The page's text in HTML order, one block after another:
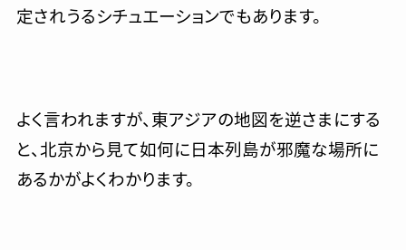
定されうるシチュエーションでもあります。
よく言われますが、東アジアの地図を逆さまにする
と、北京から見て如何に日本列島が邪魔な場所に
あるかがよくわかります。